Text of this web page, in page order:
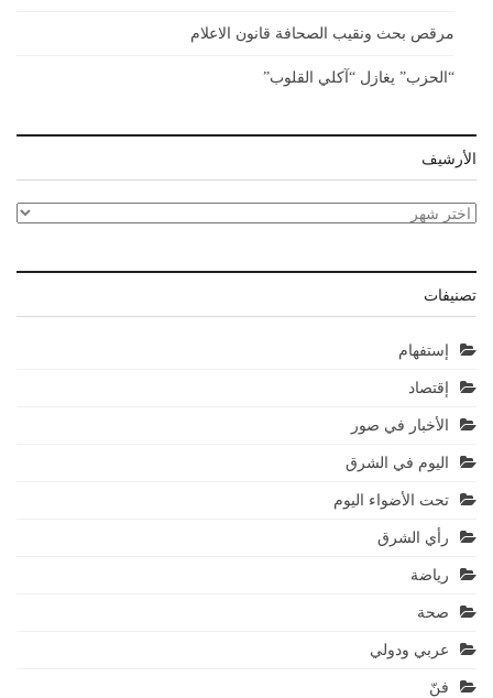
مرقص بحث ونقيب الصحافة قانون الاعلام
“الحزب” يغازل “آكلي القلوب”
الأرشيف
الأرشيف
تصنيفات
إستفهام
إقتصاد
الأخبار في صور
اليوم في الشرق
تحت الأضواء اليوم
رأي الشرق
رياضة
صحة
عربي ودولي
فنّ